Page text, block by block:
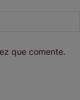
que comente.